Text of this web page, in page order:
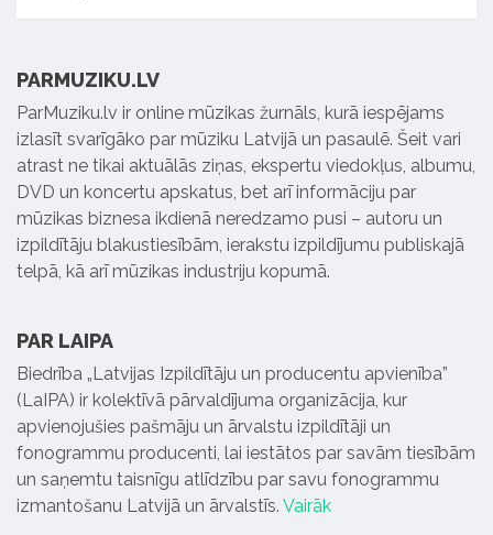
PARMUZIKU.LV
ParMuziku.lv ir online mūzikas žurnāls, kurā iespējams
izlasīt svarīgāko par mūziku Latvijā un pasaulē. Šeit vari
atrast ne tikai aktuālās ziņas, ekspertu viedokļus, albumu,
DVD un koncertu apskatus, bet arī informāciju par
mūzikas biznesa ikdienā neredzamo pusi – autoru un
izpildītāju blakustiesībām, ierakstu izpildījumu publiskajā
telpā, kā arī mūzikas industriju kopumā.
PAR LAIPA
Biedrība „Latvijas Izpildītāju un producentu apvienība”
(LaIPA) ir kolektīvā pārvaldījuma organizācija, kur
apvienojušies pašmāju un ārvalstu izpildītāji un
fonogrammu producenti, lai iestātos par savām tiesībām
un saņemtu taisnīgu atlīdzību par savu fonogrammu
izmantošanu Latvijā un ārvalstīs. Vairāk